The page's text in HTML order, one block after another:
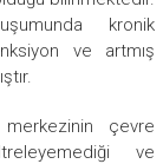
kronik
ve artmış
çevre
ve